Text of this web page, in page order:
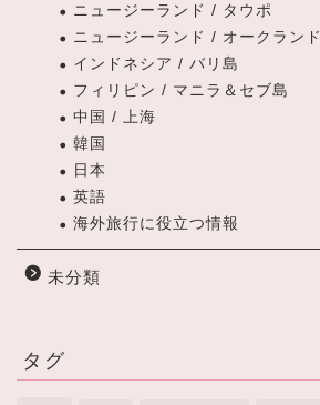
ニュージーランド / タウポ
ニュージーランド / オークランド
インドネシア / バリ島
フィリピン / マニラ＆セブ島
中国 / 上海
韓国
日本
英語
海外旅行に役立つ情報
未分類
タグ